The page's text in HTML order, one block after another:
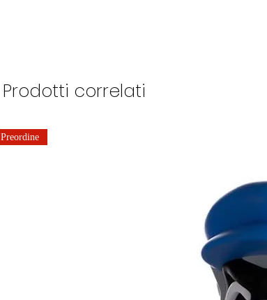
Prodotti correlati
Preordine